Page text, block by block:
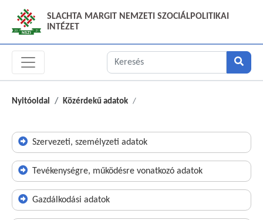
SLACHTA MARGIT NEMZETI SZOCIÁLPOLITIKAI
INTÉZET
Nyitóoldal Közérdekű adatok
Szervezeti, személyzeti adatok
Tevékenységre, működésre vonatkozó adatok
Gazdálkodási adatok